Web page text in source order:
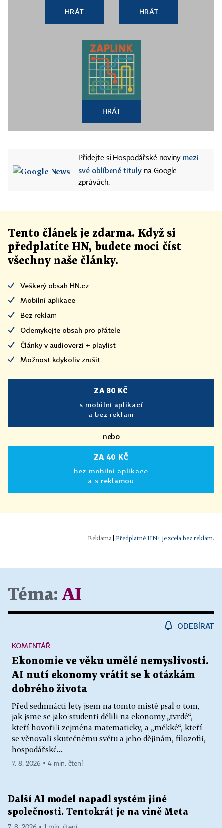
HRÁT HRÁT
HRÁT
Přidejte si Hospodářské noviny mezi
své oblíbené tituly na Google
zprávách.
Tento článek je zdarma. Když si
předplatíte HN, budete moci číst
všechny naše články.
Veškerý obsah HN.cz
Mobilní aplikace
Bez reklam
Odemykejte obsah pro přátele
Články v audioverzi + playlist
Možnost kdykoliv zrušit
ZA 80 KČ
s mobilní aplikací
a bez reklam
nebo
ZA 40 KČ
bez mobilní aplikace
a s reklamou
Předplatné HN+ je zcela bez reklam.
Téma: AI
ODEBÍRAT
Ekonomie ve věku umělé nemyslivosti.
AI nutí ekonomy vrátit se k otázkám
dobrého života
Před sedmnácti lety jsem na tomto místě psal o tom,
jak jsme se jako studenti dělili na ekonomy „tvrdé“,
kteří hovořili zejména matematicky, a „měkké“, kteří
se věnovali skutečnému světu a jeho dějinám, filozofii,
hospodářské...
KOMENTÁŘ
7. 8. 2026 ▪ 4 min. čtení
Další AI model napadl systém jiné
společnosti. Tentokrát je na vině Meta